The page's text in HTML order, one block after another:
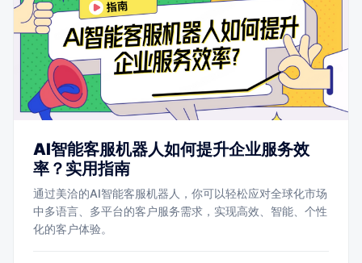
AI智能客服机器人如何提升企业服务效
率？实用指南
通过美洽的AI智能客服机器人，你可以轻松应对全球化市场
中多语言、多平台的客户服务需求，实现高效、智能、个性
化的客户体验。